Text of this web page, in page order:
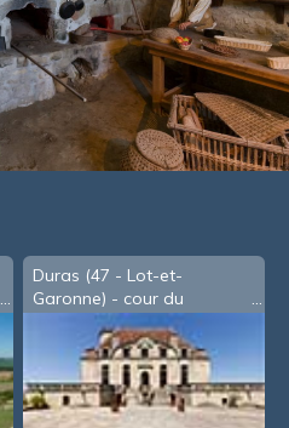
Duras (47 - Lot-et-
Garonne) - cour du